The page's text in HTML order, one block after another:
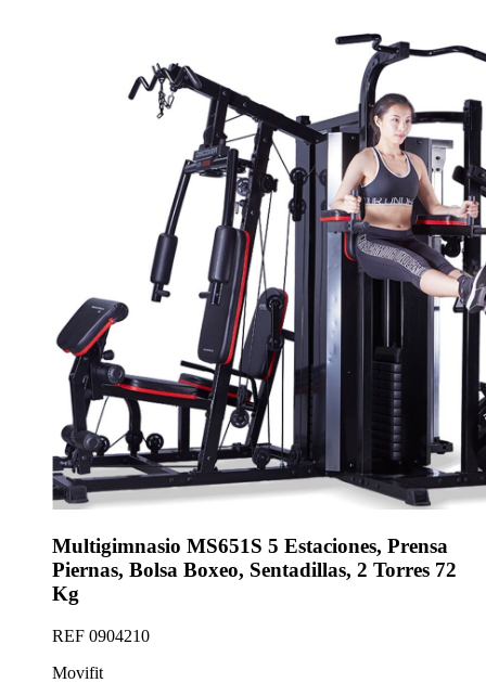
Multigimnasio MS651S 5 Estaciones, Prensa
Piernas, Bolsa Boxeo, Sentadillas, 2 Torres 72
Kg
REF 0904210
Movifit